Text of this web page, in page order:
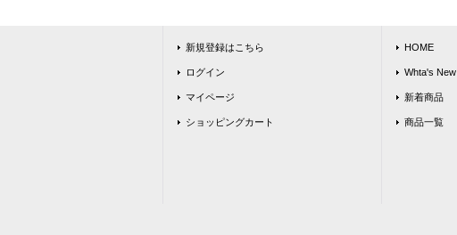
新規登録はこちら
ログイン
マイページ
ショッピングカート
HOME
Whta's New
新着商品
商品一覧